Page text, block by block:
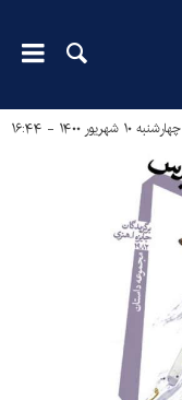
چهارشنبه ۱۰ شهریور ۱۴۰۰ - ۱۶:۴۴